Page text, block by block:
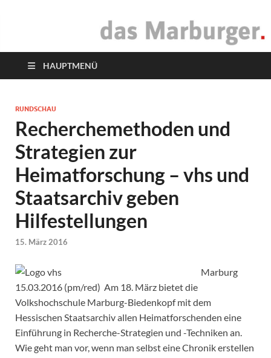
das Marburger.
HAUPTMENÜ
RUNDSCHAU
Recherchemethoden und
Strategien zur
Heimatforschung – vhs und
Staatsarchiv geben
Hilfestellungen
15. März 2016
Marburg
15.03.2016 (pm/red) Am 18. März bietet die
Volkshochschule Marburg-Biedenkopf mit dem
Hessischen Staatsarchiv allen Heimatforschenden eine
Einführung in Recherche-Strategien und -Techniken an.
Wie geht man vor, wenn man selbst eine Chronik erstellen